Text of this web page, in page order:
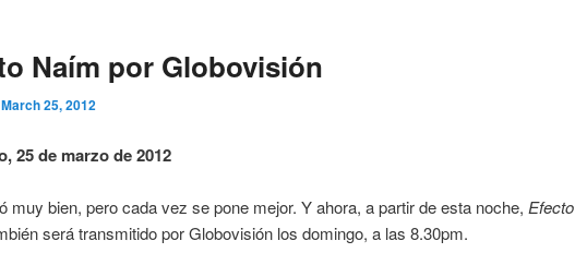
Naím por Globovisión
March 25, 2012
25 de marzo de 2012
muy bien, pero cada vez se pone mejor. Y ahora, a partir de esta noche, Efecto
será transmitido por Globovisión los domingo, a las 8.30pm.